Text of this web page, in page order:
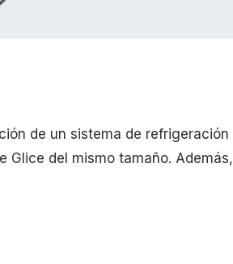
de un sistema de refrigeración
Glice del mismo tamaño. Además,